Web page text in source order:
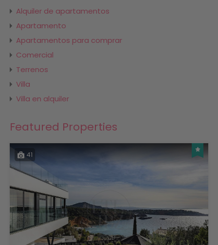
Alquiler de apartamentos
Apartamento
Apartamentos para comprar
Comercial
Terrenos
Villa
Villa en alquiler
Featured Properties
41